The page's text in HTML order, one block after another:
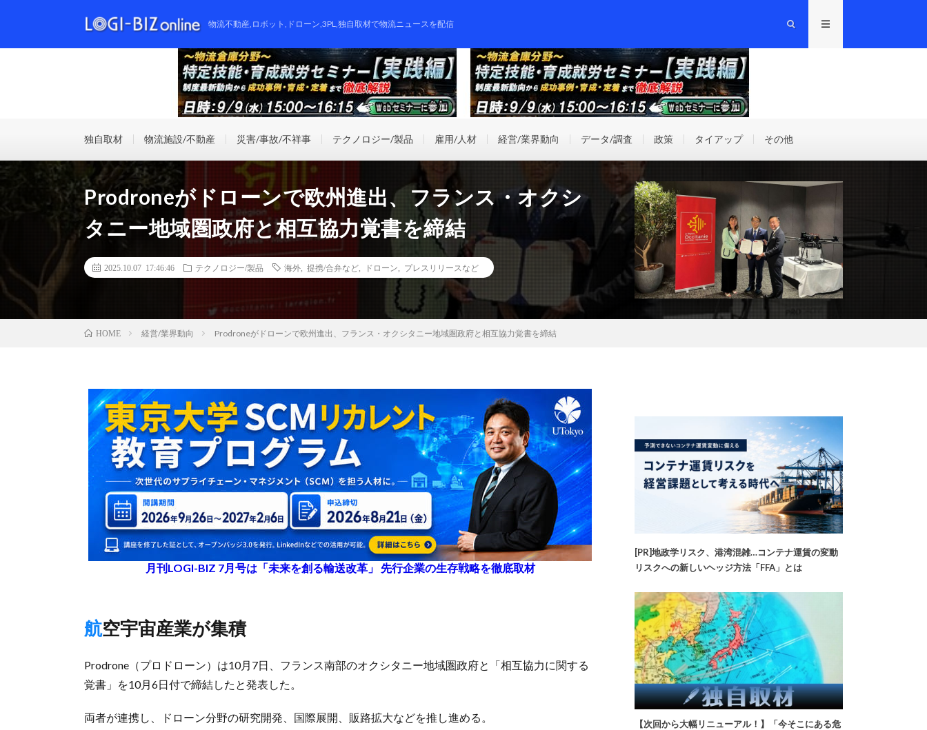
物流不動産,ロボット,ドローン,3PL,独自取材で物流ニュースを配信
独自取材 物流施設/不動産 災害/事故/不祥事 テクノロジー/製品 雇用/人材 経営/業界動向 データ/調査 政策 タイアップ その他
Prodroneがドローンで欧州進出、フランス・オクシ
タニー地域圏政府と相互協力覚書を締結
2025.10.07 17:46:46 テクノロジー/製品 海外 提携/合弁など ドローン プレスリリースなど
HOME 経営/業界動向 Prodroneがドローンで欧州進出、フランス・オクシタニー地域圏政府と相互協力覚書を締結
月刊LOGI-BIZ 7月号は「未来を創る輸送改革」 先行企業の生存戦略を徹底取材
航空宇宙産業が集積
Prodrone（プロドローン）は10月7日、フランス南部のオクシタニー地域圏政府と「相互協力に関する
覚書」を10月6日付で締結したと発表した。
両者が連携し、ドローン分野の研究開発、国際展開、販路拡大などを推し進める。
[PR]地政学リスク、港湾混雑…コンテナ運賃の変動
リスクへの新しいヘッジ方法「FFA」とは
【次回から大幅リニューアル！】「今そこにある危